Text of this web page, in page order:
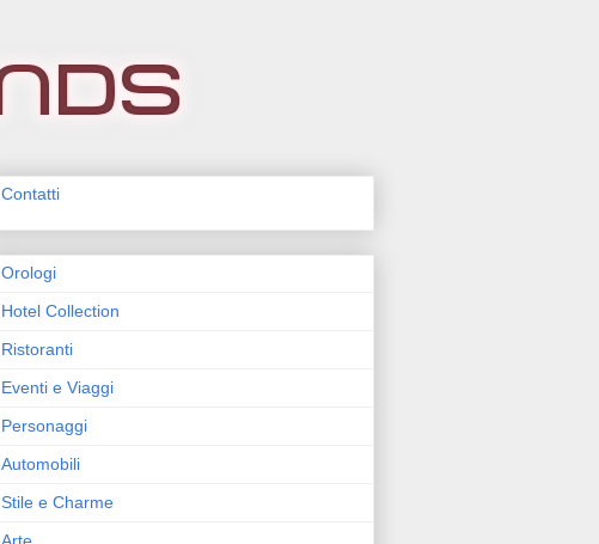
Contatti
Orologi
Hotel Collection
Ristoranti
Eventi e Viaggi
Personaggi
Automobili
Stile e Charme